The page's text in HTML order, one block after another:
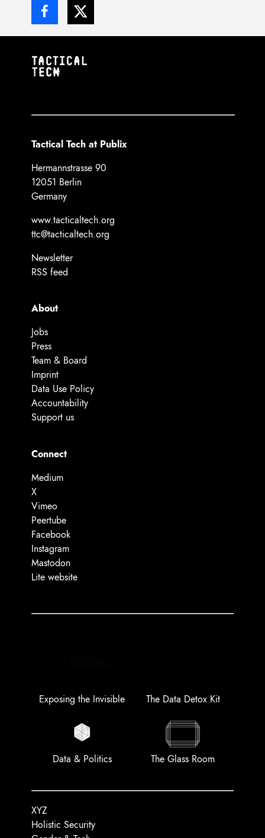
Tactical Tech at Publix
Hermannstrasse 90
12051 Berlin
Germany
www.tacticaltech.org
ttc@tacticaltech.org
Newsletter
RSS feed
About
Jobs
Press
Team & Board
Imprint
Data Use Policy
Accountability
Support us
Connect
Medium
X
Vimeo
Peertube
Facebook
Instagram
Mastodon
Lite website
Exposing the Invisible The Data Detox Kit
Data & Politics The Glass Room
XYZ
Holistic Security